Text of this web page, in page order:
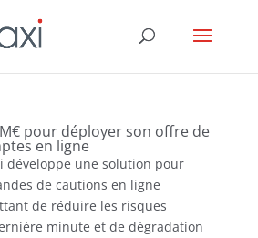
M€ pour déployer son offre de
en ligne
développe une solution pour
de cautions en ligne
de réduire les risques
minute et de dégradation